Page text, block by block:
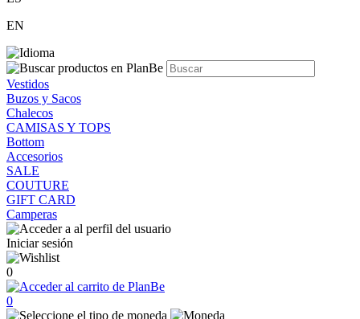
EN
Vestidos
Buzos y Sacos
Chalecos
CAMISAS Y TOPS
Bottom
Accesorios
SALE
COUTURE
GIFT CARD
Camperas
Iniciar sesión
0
0